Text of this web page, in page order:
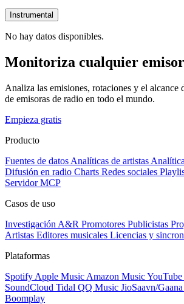
Instrumental
No hay datos disponibles.
Monitoriza cualquier
Analiza las emisiones, rotaciones y el alcance
de emisoras de radio en todo el mundo.
Empieza gratis
Producto
Fuentes de datos Analíticas de artistas
Difusión en radio Charts Redes sociales
Servidor MCP
Casos de uso
Investigación A&R Promotores Publicistas
Artistas Editores musicales Licencias y
Plataformas
Spotify Apple Music Amazon MusicYouTube
SoundCloud Tidal QQ Music JioSaavn/Gaana
Boomplay